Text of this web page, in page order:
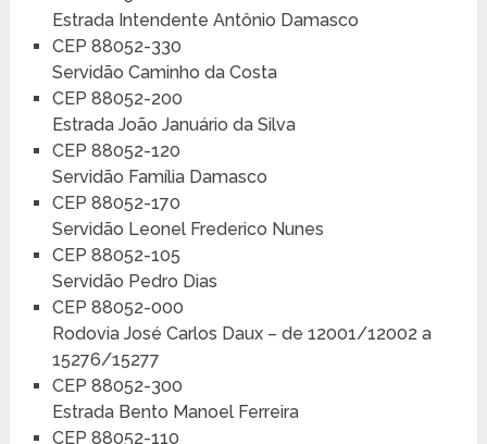
Estrada Intendente Antônio Damasco
CEP 88052-330
Servidão Caminho da Costa
CEP 88052-200
Estrada João Januário da Silva
CEP 88052-120
Servidão Família Damasco
CEP 88052-170
Servidão Leonel Frederico Nunes
CEP 88052-105
Servidão Pedro Dias
CEP 88052-000
Rodovia José Carlos Daux – de 12001/12002 a
15276/15277
CEP 88052-300
Estrada Bento Manoel Ferreira
CEP 88052-110